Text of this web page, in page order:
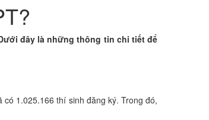
đây là những thông tin chi tiết để
1.025.166 thí sinh đăng ký. Trong đó,